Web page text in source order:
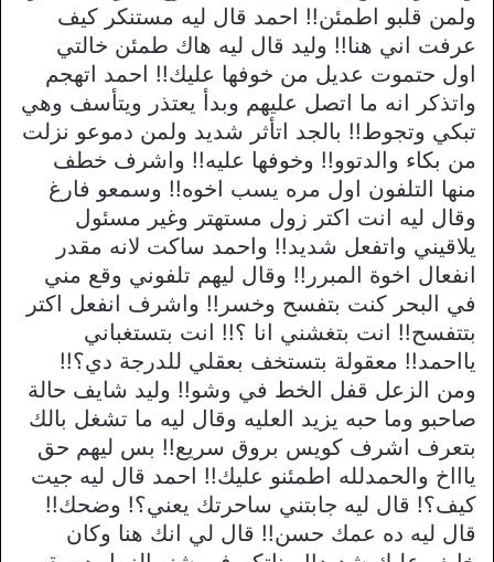
ولمن قلبو اطمئن!! احمد قال ليه مستنكر كيف
عرفت اني هنا!! وليد قال ليه هاك طمئن خالتي
اول حتموت عديل من خوفها عليك!! احمد اتهجم
واتذكر انه ما اتصل عليهم وبدأ يعتذر ويتأسف وهي
تبكي وتجوط!! بالجد اتأثر شديد ولمن دموعو نزلت
من بكاء والدتوو!! وخوفها عليه!! واشرف خطف
منها التلفون اول مره يسب اخوه!! وسمعو فارغ
وقال ليه انت اكتر زول مستهتر وغير مسئول
يلاقيني واتفعل شديد!! واحمد ساكت لانه مقدر
انفعال اخوة المبرر!! وقال ليهم تلفوني وقع مني
في البحر كنت بتفسح وخسر!! واشرف انفعل اكتر
بتتفسح!! انت بتغشني انا ؟!! انت بتستغباني
يااحمد!! معقولة بتستخف بعقلي للدرجة دي؟!!
ومن الزعل قفل الخط في وشو!! وليد شايف حالة
صاحبو وما حبه يزيد العليه وقال ليه ما تشغل بالك
بتعرف اشرف كويس بروق سريع!! بس ليهم حق
ياااخ والحمدلله اطمئنو عليك!! احمد قال ليه جيت
كيف؟! قال ليه جابتني ساحرتك يعني؟! وضحك!!
قال ليه ده عمك حسن!! قال لي انك هنا وكان